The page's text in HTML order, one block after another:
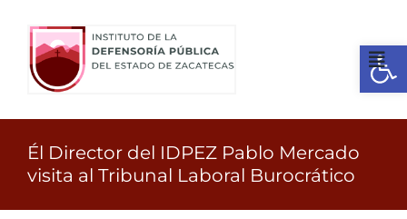
contenido
Él Director del IDPEZ Pablo Mercado
visita al Tribunal Laboral Burocrático